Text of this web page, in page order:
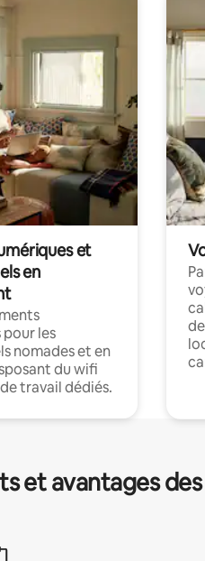
et
en
les
nomades et en
du wifi
travail dédiés.
et avantages